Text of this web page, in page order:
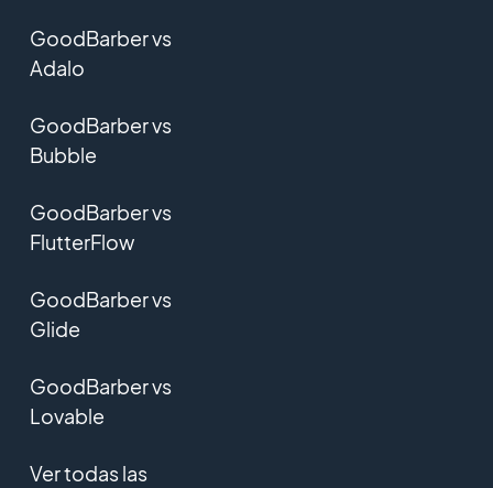
GoodBarber vs
Adalo
GoodBarber vs
Bubble
GoodBarber vs
FlutterFlow
GoodBarber vs
Glide
GoodBarber vs
Lovable
Ver todas las